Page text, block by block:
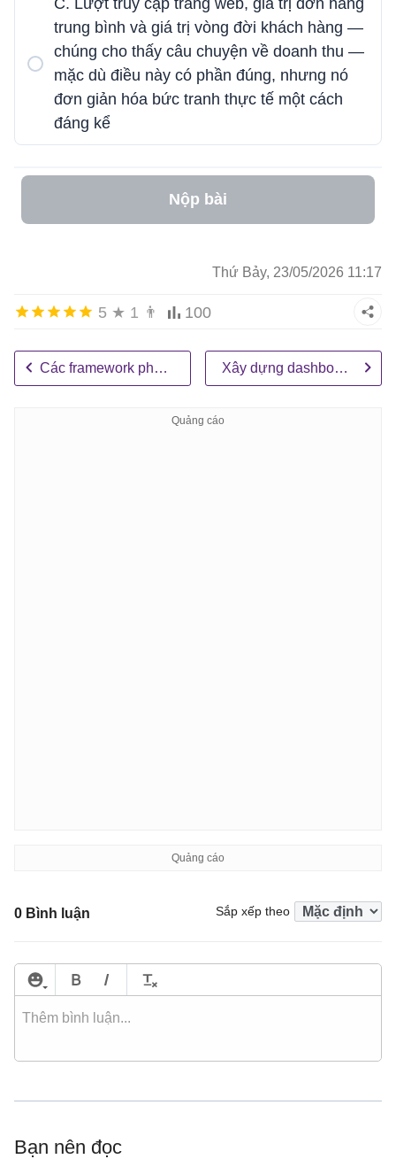
C. Lượt truy cập trang web, giá trị đơn hàng
trung bình và giá trị vòng đời khách hàng —
chúng cho thấy câu chuyện về doanh thu —
mặc dù điều này có phần đúng, nhưng nó
đơn giản hóa bức tranh thực tế một cách
đáng kể
Nộp bài
Thứ Bảy, 23/05/2026 11:17
5 ★ 1 👨 100
Các framework phân tích doanh nghiệp hiệu quả với AI Xây dựng dashboard hỗ trợ ra quyết định doanh nghiệp
0 Bình luận Sắp xếp theo
Bạn nên đọc